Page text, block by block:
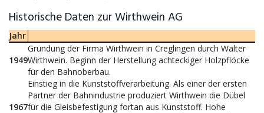
Historische Daten zur Wirthwein AG
Jahr
1949
Gründung der Firma Wirthwein in Creglingen durch Walter
Wirthwein. Beginn der Herstellung achteckiger Holzpflöcke
für den Bahnoberbau.
1967
Einstieg in die Kunststoffverarbeitung. Als einer der ersten
Partner der Bahnindustrie produziert Wirthwein die Dübel
für die Gleisbefestigung fortan aus Kunststoff. Hohe